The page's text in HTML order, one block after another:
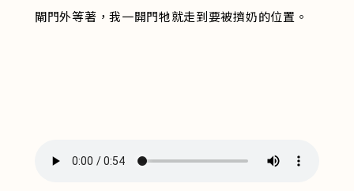
閘門外等著，我一開門牠就走到要被擠奶的位置。